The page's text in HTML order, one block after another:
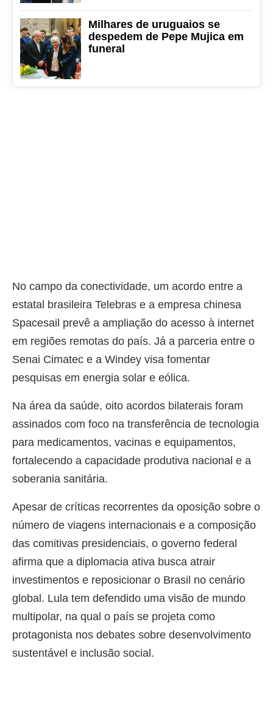
Milhares de uruguaios se
despedem de Pepe Mujica em
funeral
No campo da conectividade, um acordo entre a
estatal brasileira Telebras e a empresa chinesa
Spacesail prevê a ampliação do acesso à internet
em regiões remotas do país. Já a parceria entre o
Senai Cimatec e a Windey visa fomentar
pesquisas em energia solar e eólica.
Na área da saúde, oito acordos bilaterais foram
assinados com foco na transferência de tecnologia
para medicamentos, vacinas e equipamentos,
fortalecendo a capacidade produtiva nacional e a
soberania sanitária.
Apesar de críticas recorrentes da oposição sobre o
número de viagens internacionais e a composição
das comitivas presidenciais, o governo federal
afirma que a diplomacia ativa busca atrair
investimentos e reposicionar o Brasil no cenário
global. Lula tem defendido uma visão de mundo
multipolar, na qual o país se projeta como
protagonista nos debates sobre desenvolvimento
sustentável e inclusão social.